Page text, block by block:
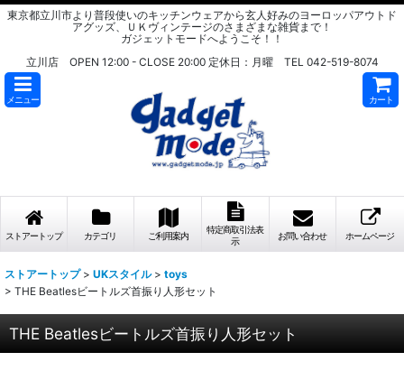
東京都立川市より普段使いのキッチンウェアから玄人好みのヨーロッパアウトド
アグッズ、ＵＫヴィンテージのさまざまな雑貨まで！
ガジェットモードへようこそ！！
立川店 OPEN 12:00 - CLOSE 20:00 定休日：月曜 TEL 042-519-8074
メニュー カート
ストアートップ カテゴリ ご利用案内
特定商取引法表
示
お問い合わせ ホームページ
ストアートップ > UKスタイル > toys
> THE Beatlesビートルズ首振り人形セット
THE Beatlesビートルズ首振り人形セット